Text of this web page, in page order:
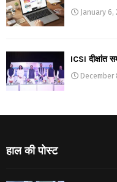
January 6,
ICSI दीक्षांत
December
हाल की पोस्ट